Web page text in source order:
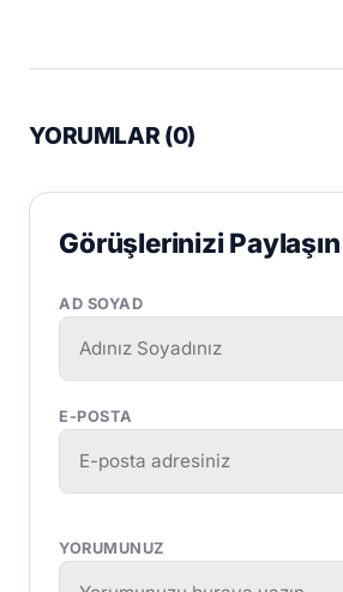
YORUMLAR (0)
Görüşlerinizi Paylaşın
AD SOYAD
E-POSTA
YORUMUNUZ